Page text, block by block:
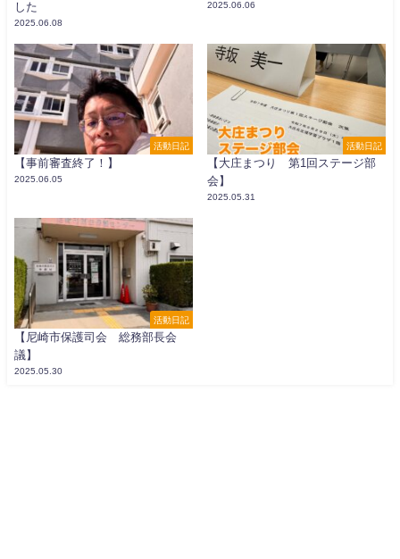
した
2025.06.08
2025.06.06
活動日記
【事前審査終了！】
2025.06.05
活動日記
【大庄まつり 第1回ステージ部
会】
2025.05.31
活動日記
【尼崎市保護司会 総務部長会
議】
2025.05.30